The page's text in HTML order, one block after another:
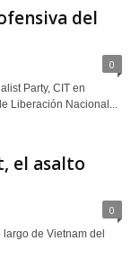
del
0
Party, CIT en
Liberación Nacional...
el asalto
0
de Vietnam del